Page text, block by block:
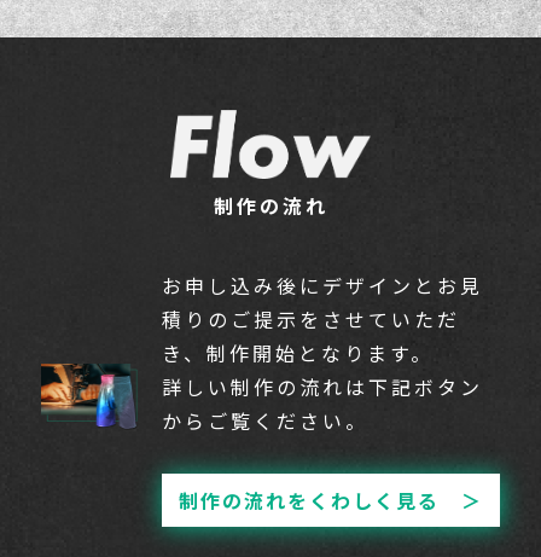
制作の流れ
お申し込み後にデザインとお見
積りのご提示をさせていただ
き、制作開始となります。
詳しい制作の流れは下記ボタン
からご覧ください。
制作の流れをくわしく見る ＞